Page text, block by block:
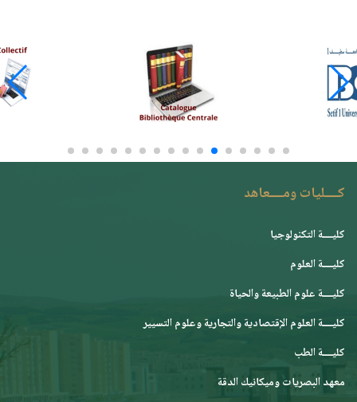
كــــليات ومــــعاهد
كليــــة التكنولوجيا
كليــــة العلوم
كليــــة علوم الطبيعة والحياة
كليــــة العلوم الإقتصادية والتجارية وعلوم التسيير
كليــــة الطب
معهد البصريات وميكانيك الدقة